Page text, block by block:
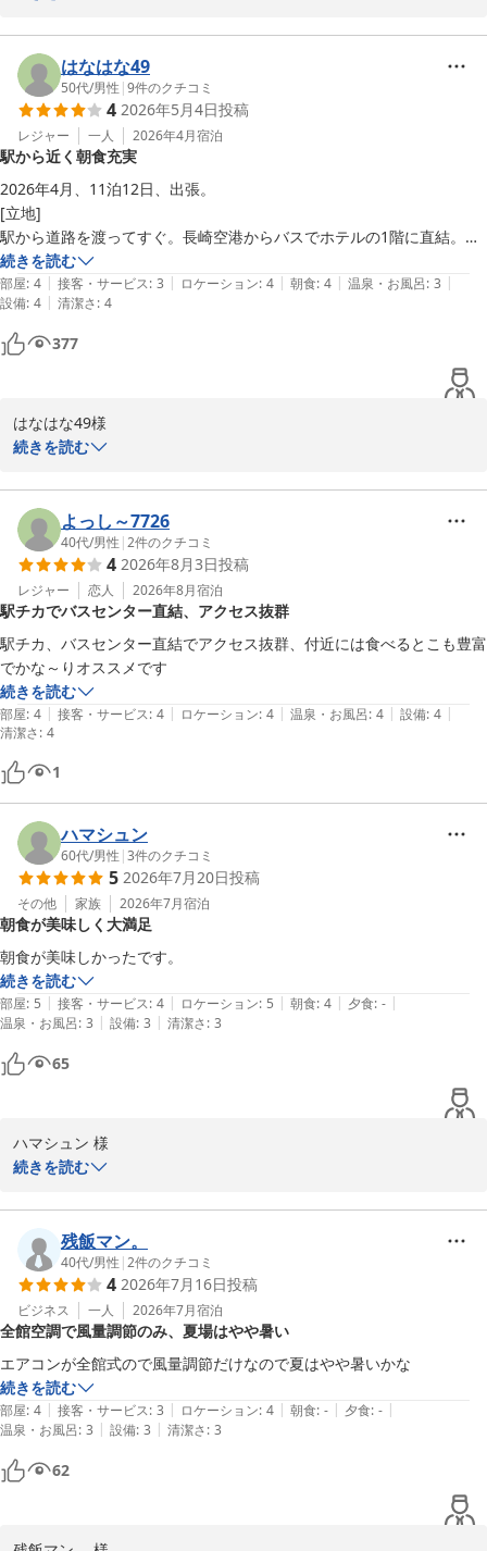
朝食のレモンステーキは朝から重すぎないように量は控えめにして
他のおかずとのバランスを考えてお出ししております。佐世保のレ
モンステーキは、ソースはどの店も同じようなレモンソースですが
店によってお出しする肉質が異なります。コスパ的に当たりと感じ
る時もあればハズレと感じてしまう時もあるかもしれませんね。
今後も常にお客様視点でサービスを確認し、次回もご満足いただけ
るように努力いたします。また皆様に非日常な空間をご満喫頂けま
す様に、清潔感にも細心の注意を払い維持をしてまいります。今後
も多くの方に選ばれるホテルになるよう取り組んでまいります。ま
た佐世保へお越しの際は、ぜひ当ホテルをご利用くださいませ。
トッポ・ルイージ様のまたのお越しをスタッフ一同お待ちしており
ます。
ホテルリソル佐世保　辻
ホテルリソル佐世保
はなはな49
50代/男性 |9件のクチコミ
4 2026年5月4日投稿
レジャー 一人 2026年4月宿泊
駅から近く朝食充実
2026年4月、11泊12日、出張。
[立地]
駅から道路を渡ってすぐ。長崎空港からバスでホテルの1階に直結。ジ
ャンボタクシーのほうが20〜30分早く着く（駅の反対側）。
佐世保の繁華街は佐世保中央駅のほうなので遠い。
[部屋]
【禁煙室】シングルルームベッド幅120ｃｍ()×１部屋
最上階
照明：入口付近にカードを差し込むタイプ。明るさは十分ではなく、部
窓：幅20cm程度まで開けられる。
眺望：海側ではなく、佐世保中央方向を向いた眺望だった。
広め。ウォシュレットは1分程度で自動的に止まる。
[食事]
選べる朝食セット（和食、洋食、カレー、ハンバーガー）。
どれを選んでもサラダ、デザート、パン、ご飯は好きなものを取って食
べられる。チェックイン時に「和食」のチケットを11日分渡される
が、前日の夜22時ぐらいまでにフロントに持っていくと、他のメニュ
ーのチケットと交換できる。
和食3回、洋食5回、カレー1回、佐世保バーガー1回（1回は早朝出発の
ため食べられず）
カレーは1回食べて胃がもたれたので選択肢から外れた。
佐世保バーガーはここでしか食べなかったので、街の佐世保バーガーと
の比較はできないが、まあまあのボリュームだった。お好みで懐かしい
コーラを付けられるが、付けなかった。
和食・洋食は、滞在期間中で内容は変わらなかった。
いろいろ試した結果、後半はほぼ洋食オンリーになった。
朝食会場のレストランは、平日だけランチ営業をしているが、出張のた
め利用する機会はなかった。休日も宿泊していたので使いたかった。
夜の五島うどん：2回しか行かなかったが、スープはあご出汁でおいし
かった。
[清掃・管理]
1回目の掃除は忘れられた。1日だけ他の部屋に移動して翌日戻ること
を提案されたが、移動が面倒なので掃除を翌日に延期してもらった。バ
スタブはキレイに清掃されていた。
[アメニティ]
エレベータ付近に空気清浄機とズボンプレッサーが複数置いてあった。
[フロント対応]
[トータル]
出張で佐世保駅を利用する場合は、駅から近く朝食が充実している点
で、次もリソルを選ぶと思う。
続きを読む
部屋: 4 | 接客・サービス: 3 | ロケーション: 4 | 朝食: 4 | 温泉・お風呂: 3 |
設備: 4 | 清潔さ: 4
377
はなはな49様
この度はホテルリソル佐世保をご利用いただき誠にありがとうござ
様子を伺い大変うれしく存じます。館内設備やアメニティについて
も細やかなご感想をお寄せいただき重ねてお礼申し上げます。
清掃の不備につきましてはご迷惑をおかけし誠に申し訳ございませ
んでした。今後はより見直しと再発防止に努めてまいります。お客
様が快適にお過ごしいただけるよう今後とも精進してまいりますの
でまた出張でお越しの際にはご利用を心よりお待ちしております。
ホテルリソル佐世保　山瀧
ホテルリソル佐世保
2026-05-05
続きを読む
よっし～7726
40代/男性 |2件のクチコミ
4 2026年8月3日投稿
レジャー 恋人 2026年8月宿泊
駅チカでバスセンター直結、アクセス抜群
駅チカ、バスセンター直結でアクセス抜群、付近には食べるとこも豊富
でかな～りオススメです
続きを読む
部屋: 4 | 接客・サービス: 4 | ロケーション: 4 | 温泉・お風呂: 4 | 設備: 4 |
清潔さ: 4
1
ハマシュン
60代/男性 |3件のクチコミ
5 2026年7月20日投稿
その他 家族 2026年7月宿泊
朝食が美味しく大満足
朝食が美味しかったです。
続きを読む
部屋: 5 | 接客・サービス: 4 | ロケーション: 5 | 朝食: 4 | 夕食: - |
温泉・お風呂: 3 | 設備: 3 | 清潔さ: 3
65
ハマシュン 様
います。
朝食について「美味しかった」とのお言葉をいただきスタッフ一同
大変嬉しく拝読いたしました。
今後もより一層ご満足いただけるお料理とサービスを提供できるよ
う努めてまいります。またのお越しを心よりお待ち申し上げており
ます。
ホテルリソル佐世保山瀧
ホテルリソル佐世保
2026-07-30
続きを読む
残飯マン。
40代/男性 |2件のクチコミ
4 2026年7月16日投稿
ビジネス 一人 2026年7月宿泊
全館空調で風量調節のみ、夏場はやや暑い
エアコンが全館式ので風量調節だけなので夏はやや暑いかな
続きを読む
部屋: 4 | 接客・サービス: 3 | ロケーション: 4 | 朝食: - | 夕食: - |
温泉・お風呂: 3 | 設備: 3 | 清潔さ: 3
62